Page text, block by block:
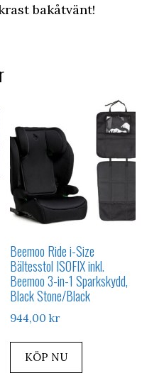
bakåtvänt!
Beemoo Ride i-Size
Bältesstol ISOFIX inkl.
Beemoo 3-in-1 Sparkskydd,
Black Stone/Black
944,00kr
KÖP NU